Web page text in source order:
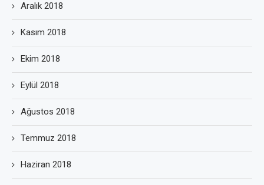
Aralık 2018
Kasım 2018
Ekim 2018
Eylül 2018
Ağustos 2018
Temmuz 2018
Haziran 2018